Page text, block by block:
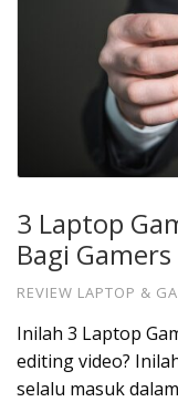
3 Laptop
Bagi Gamers
REVIEW LAPTOP &
Inilah 3 Laptop
editing video?
selalu masuk